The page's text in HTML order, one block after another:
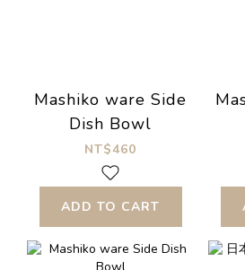
Mashiko ware Side
Dish Bowl
NT$460
ADD TO CART